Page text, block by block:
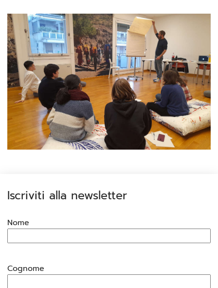
Iscriviti alla newsletter
Nome
Cognome